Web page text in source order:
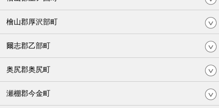
檜山郡厚沢部町
爾志郡乙部町
奥尻郡奥尻町
瀬棚郡今金町